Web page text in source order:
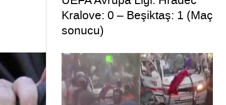
Kralove: 0 – Beşiktaş: 1 (Maç
sonucu)